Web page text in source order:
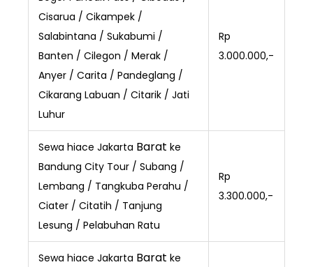
Cisarua / Cikampek /
Salabintana / Sukabumi /
Banten / Cilegon / Merak /
Anyer / Carita / Pandeglang /
Cikarang Labuan / Citarik / Jati
Luhur
Rp
3.000.000,-
Sewa hiace Jakarta Barat ke
Bandung City Tour / Subang /
Lembang / Tangkuba Perahu /
Ciater / Citatih / Tanjung
Lesung / Pelabuhan Ratu
Rp
3.300.000,-
Sewa hiace Jakarta Barat ke